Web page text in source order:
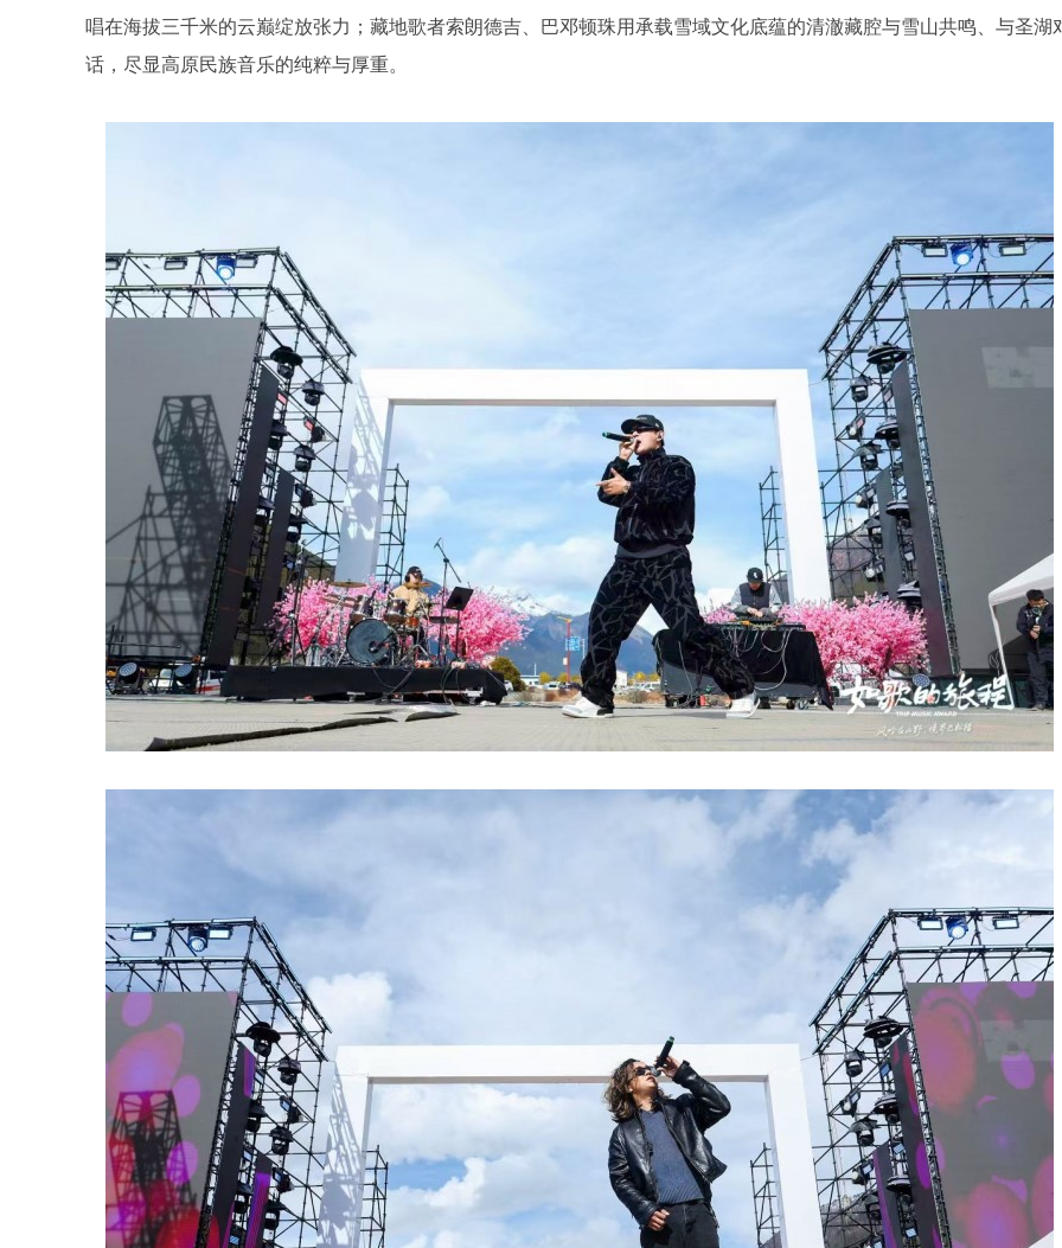
唱在海拔三千米的云巅绽放张力；藏地歌者索朗德吉、巴邓顿珠用承载雪域文化底蕴的清澈藏腔与雪山共鸣、与圣湖
话，尽显高原民族音乐的纯粹与厚重。